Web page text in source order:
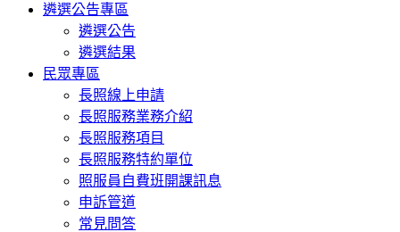
遴選公告專區
遴選公告
遴選結果
民眾專區
長照線上申請
長照服務業務介紹
長照服務項目
長照服務特約單位
照服員自費班開課訊息
申訴管道
常見問答